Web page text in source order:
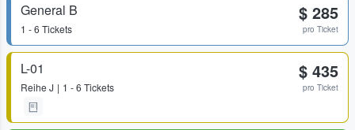
General B
1 - 6 Tickets
$ 285
pro Ticket
L-01
Reihe J 1 - 6 Tickets
$ 435
pro Ticket